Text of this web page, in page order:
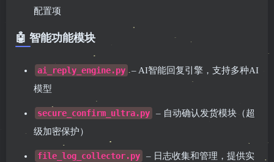
配置项
🤖 智能功能模块
ai_reply_engine.py – AI智能回复引擎，支持多种AI
模型
secure_confirm_ultra.py
– 自动确认发货模块（超
级加密保护）
file_log_collector.py
– 日志收集和管理，提供实